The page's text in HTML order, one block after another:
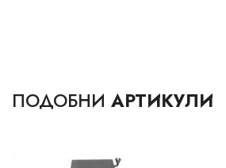
ПОДОБНИ АРТИКУЛИ